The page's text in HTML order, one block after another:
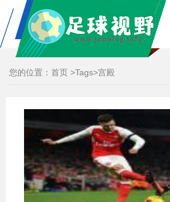
您的位置： 首页 >Tags>宫殿